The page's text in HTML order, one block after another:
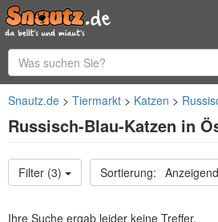
Snautz.de Tiermarkt Katzen
Russisch-Blau-Katzen in
Filter (3)
Ihre Suche ergab leider keine Treffer.